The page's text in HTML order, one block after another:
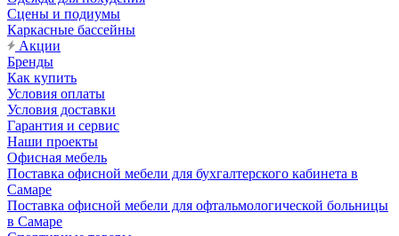
Сцены и подиумы
Каркасные бассейны
Акции
Бренды
Как купить
Условия оплаты
Условия доставки
Гарантия и сервис
Наши проекты
Офисная мебель
Поставка офисной мебели для бухгалтерского кабинета в
Самаре
Поставка офисной мебели для офтальмологической больницы
в Самаре